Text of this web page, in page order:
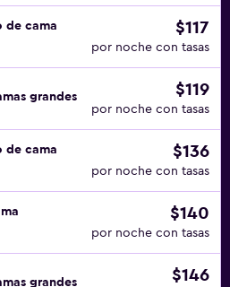
de cama
$117
por noche con tasas
grandes $119
por noche con tasas
de cama
$136
por noche con tasas
$140
por noche con tasas
grandes $146